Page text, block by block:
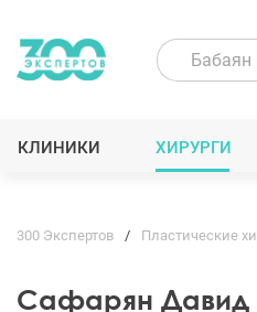
КЛИНИКИ ХИРУРГИ
300 Экспертов Пластические
Сафарян Давид